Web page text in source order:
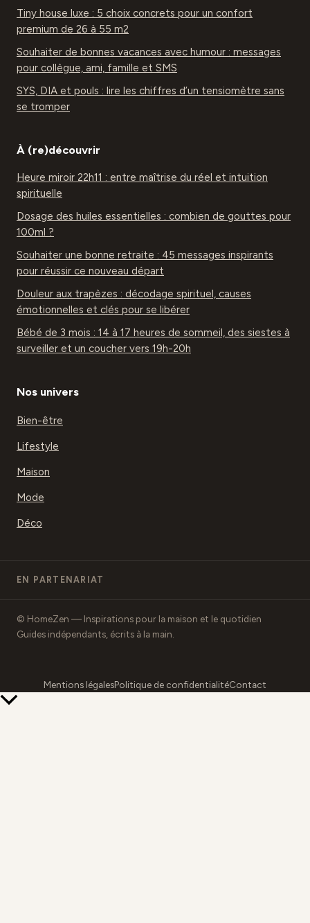
Tiny house luxe : 5 choix concrets pour un confort
premium de 26 à 55 m2
Souhaiter de bonnes vacances avec humour : messages
pour collègue, ami, famille et SMS
SYS, DIA et pouls : lire les chiffres d’un tensiomètre sans
se tromper
À (re)découvrir
Heure miroir 22h11 : entre maîtrise du réel et intuition
spirituelle
Dosage des huiles essentielles : combien de gouttes pour
100ml ?
Souhaiter une bonne retraite : 45 messages inspirants
pour réussir ce nouveau départ
Douleur aux trapèzes : décodage spirituel, causes
émotionnelles et clés pour se libérer
Bébé de 3 mois : 14 à 17 heures de sommeil, des siestes à
surveiller et un coucher vers 19h-20h
Nos univers
Bien-être
Lifestyle
Maison
Mode
Déco
EN PARTENARIAT
© HomeZen — Inspirations pour la maison et le quotidien
Guides indépendants, écrits à la main.
Mentions légalesPolitique de confidentialitéContact